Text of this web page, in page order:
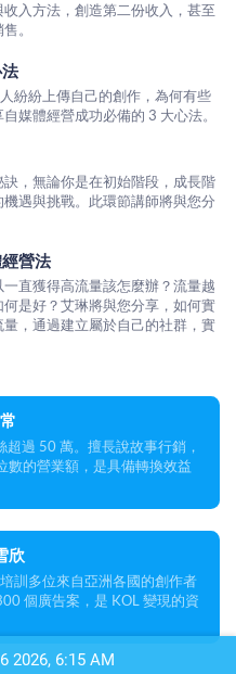
入方法，創造第二份收入，甚至
。
紛紛上傳自己的創作，為何有些
媒體經營成功必備的 3 大心法。
，無論你是在初始階段，成長階
遇與挑戰。此環節講師將與您分
營法
直獲得高流量該怎麼辦？流量越
是好？艾琳將與您分享，如何實
，通過建立屬於自己的社群，實
過 50 萬。擅長說故事行銷，
數的營業額，是具備轉換效益
欣
訓多位來自亞洲各國的創作者
個廣告案，是 KOL 變現的資
2026, 6:15 AM